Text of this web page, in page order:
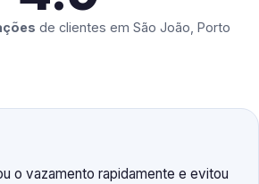
de clientes em São João, Porto
o vazamento rapidamente e evitou